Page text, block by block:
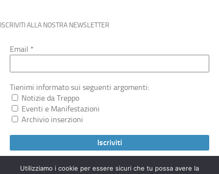
ISCRIVITI ALLA NOSTRA NEWSLETTER
Email *
Tienimi informato sui seguenti argomenti:
Notizie da Treppo
Eventi e Manifestazioni
Archivio inserzioni
Utilizziamo i cookie per essere sicuri che tu possa avere la